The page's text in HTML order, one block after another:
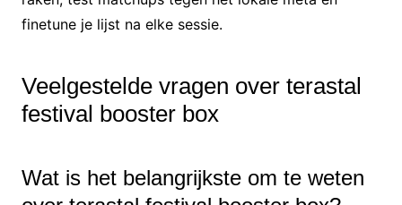
finetune je lijst na elke sessie.
Veelgestelde vragen over terastal
festival booster box
Wat is het belangrijkste om te weten